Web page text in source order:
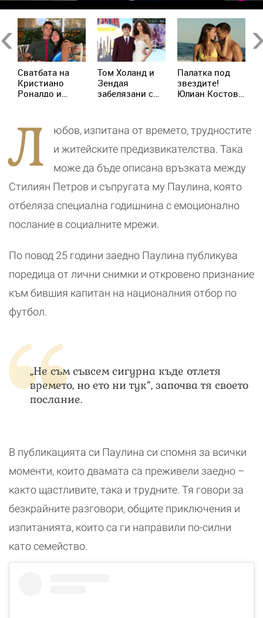
Сватбата на
Кристиано
Роналдо и
церемония
днес?
Том Холанд и
Зендая
забелязани с
Палатка под
звездите!
Юлиан Костов
най-
романтичната
почивка
Л
юбов, изпитана от времето, трудностите
и житейските предизвикателства. Така
може да бъде описана връзката между
Стилиян Петров и съпругата му Паулина, която
отбеляза специална годишнина с емоционално
послание в социалните мрежи.
По повод 25 години заедно Паулина публикува
поредица от лични снимки и откровено признание
към бившия капитан на националния отбор по
футбол.
„Не съм съвсем сигурна къде отлетя
времето, но ето ни тук“, започва тя своето
послание.
В публикацията си Паулина си спомня за всички
моменти, които двамата са преживели заедно –
както щастливите, така и трудните. Тя говори за
безкрайните разговори, общите приключения и
изпитанията, които са ги направили по-силни
като семейство.